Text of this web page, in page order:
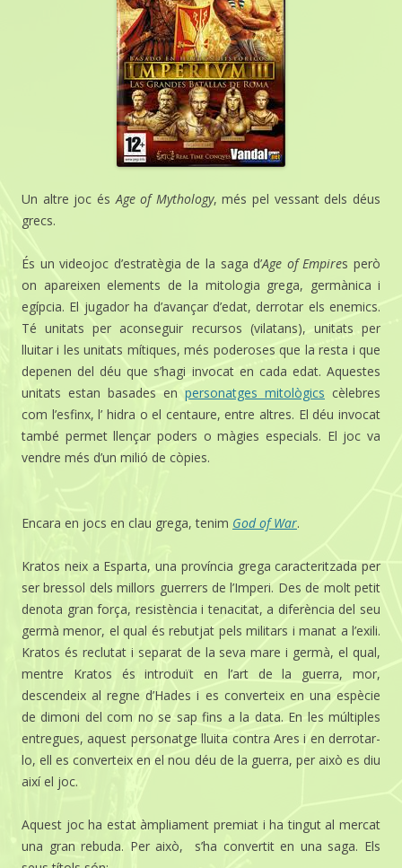
Un altre joc ésAge of Mythology, més pel vessant dels déus
grecs.
És un videojoc d’estratègia de la saga d’Age of Empires però
on apareixen elements de la mitologia grega, germànica i
egípcia. El jugador ha d’avançar d’edat, derrotar els enemics.
Té unitats per aconseguir recursos (vilatans), unitats per
lluitar i les unitats mítiques, més poderoses que la resta i que
depenen del déu que s’hagi invocat en cada edat. Aquestes
unitats estan basades en personatges mitològics cèlebres
com l’esfinx, l’ hidra o el centaure, entre altres. El déu invocat
també permet llençar poders o màgies especials. El joc va
vendre més d’un milió de còpies.
Encara en jocs en clau grega, tenim God of War.
Kratos neix a Esparta, una província grega caracteritzada per
ser bressol dels millors guerrers de l’Imperi. Des de molt petit
denota gran força, resistència i tenacitat, a diferència del seu
germà menor, el qual és rebutjat pels militars i manat a l’exili.
Kratos és reclutat i separat de la seva mare i germà, el qual,
mentre Kratos és introduït en l’art de la guerra, mor,
descendeix al regne d’Hades i es converteix en una espècie
de dimoni del com no se sap fins a la data. En les múltiples
entregues, aquest personatge lluita contra Ares i en derrotar-
lo, ell es converteix en el nou déu de la guerra, per això es diu
així el joc.
Aquest joc ha estat àmpliament premiat i ha tingut al mercat
una gran rebuda. Per això, s’ha convertit en una saga. Els